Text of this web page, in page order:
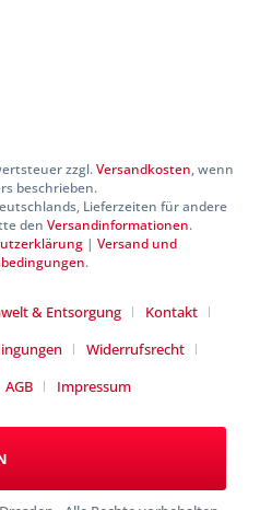
zzgl.Versandkosten, wenn
beschrieben.
Lieferzeiten für andere
den Versandinformationen.
| Versand und
.
& Entsorgung
Kontakt
Widerrufsrecht
AGB Impressum